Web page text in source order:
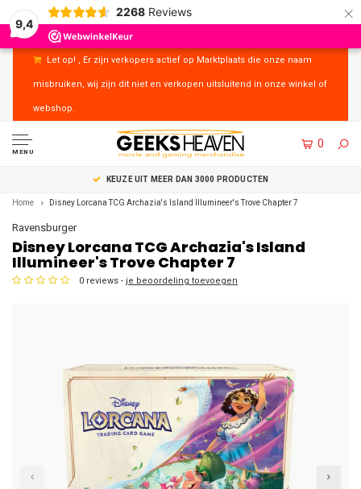
9,4
2268 Reviews ×
Let op! , Er zijn verkopers actief op Marktplaats die onze naam
misbruiken, wij zijn dit niet en verkopen uitsluitend in onze winkel of
webshop.
MENU
0
UITSTEKENDE KLANTENSERVICE
Home Disney Lorcana TCG Archazia's Island Illumineer's Trove Chapter 7
Ravensburger
Disney Lorcana TCG Archazia's Island
Illumineer's Trove Chapter 7
0 reviews - je beoordeling toevoegen